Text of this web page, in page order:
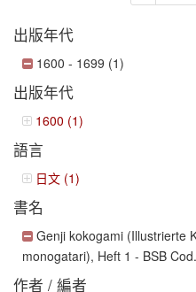
出版年代
1600 - 1699 (1)
出版年代
1600 (1)
語言
日文 (1)
書名
Genji kokogami (Illustrierte
monogatari), Heft 1 - BSB
作者 / 編者